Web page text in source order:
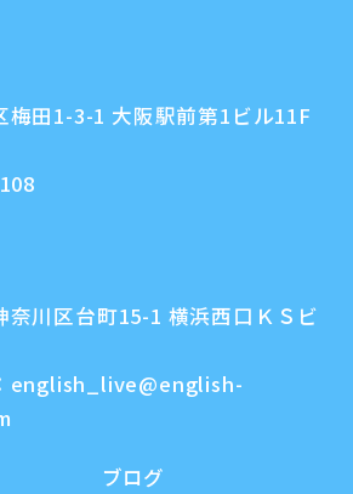
梅田1-3-1 大阪駅前第1ビル11F
奈川区台町15-1 横浜西口ＫＳビ
english_live@english-
ブログ